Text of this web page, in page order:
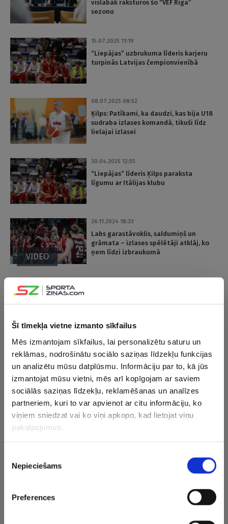
Šī tīmekļa vietne izmanto sīkfailus
Mēs izmantojam sīkfailus, lai personalizētu saturu un
reklāmas, nodrošinātu sociālo saziņas līdzekļu funkcijas
un analizētu mūsu datplūsmu. Informāciju par to, kā jūs
izmantojat mūsu vietni, mēs arī kopīgojam ar saviem
sociālās saziņas līdzekļu, reklamēšanas un analīzes
partneriem, kuri to var apvienot ar citu informāciju, ko
viņiem sniedzat vai ko viņi apkopo, kad lietojat viņu
pakalpojumus.
izvēle
Nepieciešams
Preferences
vislabāk raksturos šo “VEF Rīga”
sezonu
15.07.2025 11:19
“Liepājas” uzbrukuma līderis karjeru
turpinās Latvijas čempionvienībā
08.07.2025 08:52
Ķilps: Patīkami, ka daudzi, kas bija U18
sudraba izlases komandā, tikuši līdz
lielajai izlasei
30.04.2025 12:55
“Liepājas” līderis Ķilps paraksta
līgumu ar Itālijas klubu
VIDEO
26.11.2024 18:33
Labs garastāvoklis, saldumiņš un
grāmata – izlases spēlētāji atklāj, ko
ņem līdzi izbraukumā
piedāvājumi no Eiropas, arī no “VEF
28.06.2024 17:20
“Liepājas” uzbrukuma līderis Ķilps
komandā spēlēs arī nākamsezon
15.05.2024 14:56
Par LBL sezonas progresējušāko
Ķilpa dominance palīdz “Liepājai”